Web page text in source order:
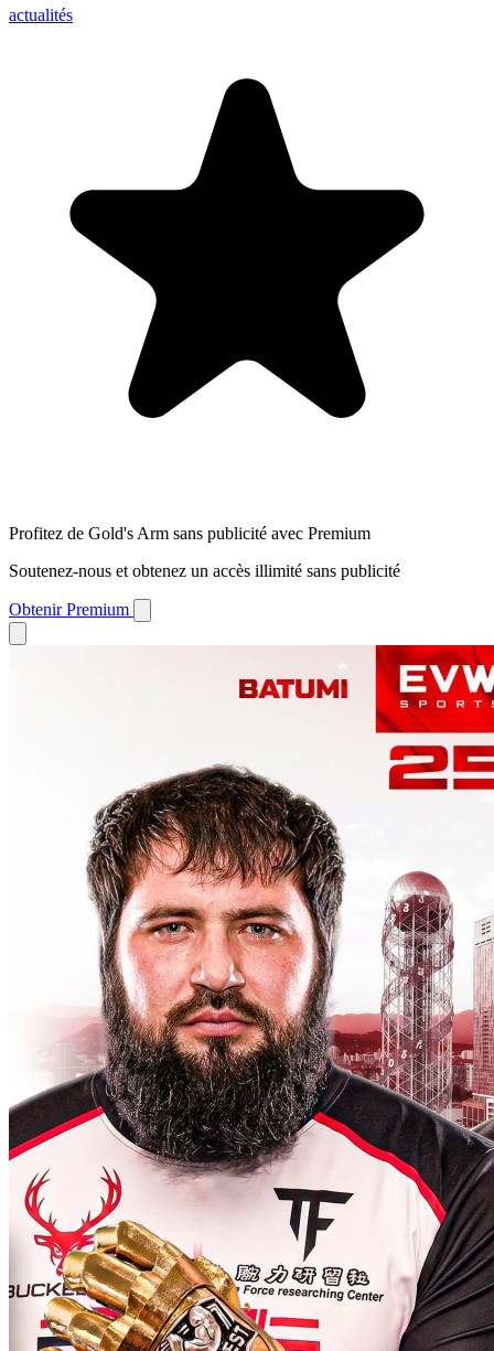
actualités
Profitez de Gold's Arm sans publicité avec Premium
Soutenez-nous et obtenez un accès illimité sans publicité
Obtenir Premium